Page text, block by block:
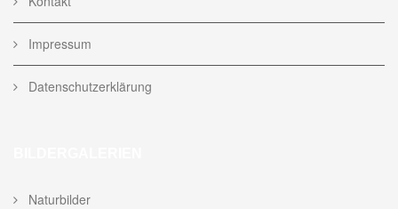
Impressum
Datenschutzerklärung
Naturbilder